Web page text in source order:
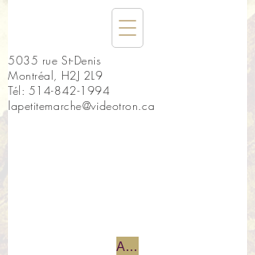
5035 rue St-Denis
Montréal, H2J 2L9
Tél: 514-842-1994
lapetitemarche@videotron.ca
Accueil